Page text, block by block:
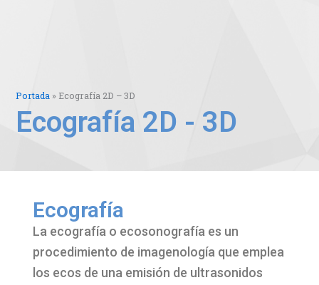
Portada » Ecografía 2D – 3D
Ecografía 2D - 3D
Ecografía
La ecografía o ecosonografía es un
procedimiento de imagenología que emplea
los ecos de una emisión de ultrasonidos